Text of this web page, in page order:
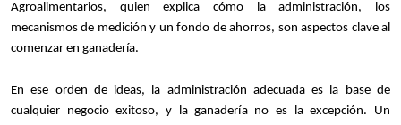
Agroalimentarios, quien explica cómo la administración, los
mecanismos de medición y un fondo de ahorros, son aspectos clave al
comenzar en ganadería.
En ese orden de ideas, la administración adecuada es la base de
cualquier negocio exitoso, y la ganadería no es la excepción. Un